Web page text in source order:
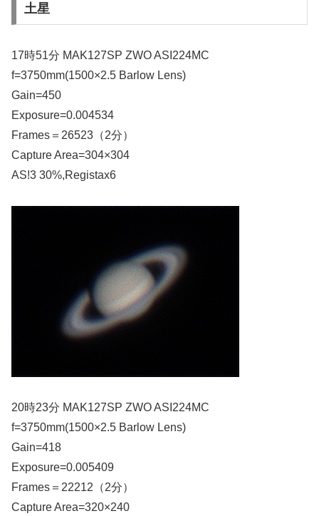
土星
17時51分 MAK127SP ZWO ASI224MC
f=3750mm(1500×2.5 Barlow Lens)
Gain=450
Exposure=0.004534
Frames＝26523（2分）
Capture Area=304×304
AS!3 30%,Registax6
20時23分 MAK127SP ZWO ASI224MC
f=3750mm(1500×2.5 Barlow Lens)
Gain=418
Exposure=0.005409
Frames＝22212（2分）
Capture Area=320×240